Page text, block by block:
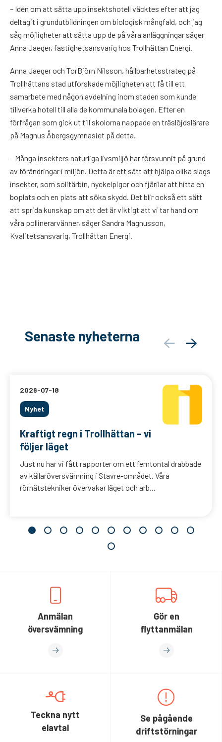
– Idén om att sätta upp insektshotell väcktes efter att jag
deltagit i grundutbildningen om biologisk mångfald, och jag
såg möjligheter att sätta upp de på våra anläggningar säger
Anna Jaeger, fastighetsansvarig hos Trollhättan Energi.
Anna Jaeger och TorBjörn Nilsson, hållbarhetsstrateg på
Trollhättans stad utforskade möjligheten att få till ett
samarbete med någon avdelning inom staden som kunde
tillverka hotell till alla de kommunala bolagen. Efter en
förfrågan som gick ut till skolorna nappade en träslöjdslärare
på Magnus Åbergsgymnasiet på detta.
– Många insekters naturliga livsmiljö har försvunnit på grund
av förändringar i miljön. Detta är ett sätt att hjälpa olika slags
insekter, som solitärbin, nyckelpigor och fjärilar att hitta en
boplats och en plats att söka skydd. Det blir också ett sätt
att sprida kunskap om att det är viktigt att vi tar hand om
våra pollinerarvänner, säger Sandra Magnusson,
Kvalitetsansvarig, Trollhättan Energi.
Senaste nyheterna
2026-07-18
Nyhet
Kraftigt regn i Trollhättan – vi
följer läget
Just nu har vi fått rapporter om ett femtontal drabbade
av källaröversvämning i Stavre-området. Våra
rörnätstekniker övervakar läget och arb...
Anmälan
översvämning
Gör en
flyttanmälan
Teckna nytt
elavtal
Se pågående
driftstörningar